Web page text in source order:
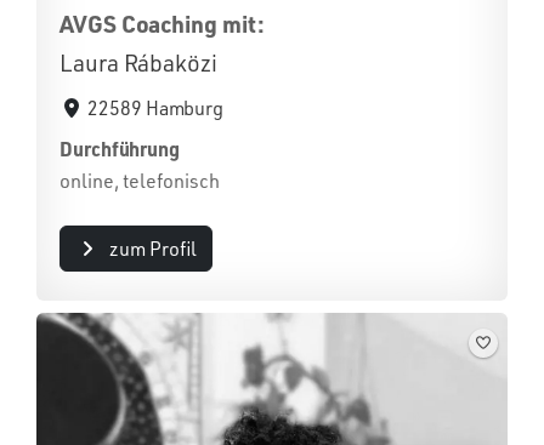
AVGS Coaching mit:
Laura Rábaközi
22589 Hamburg
Durchführung
online, telefonisch
zum Profil